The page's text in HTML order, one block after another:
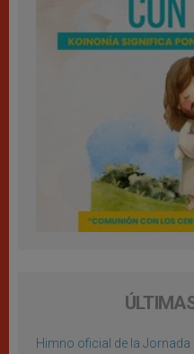
Himno oficial de la Jornada